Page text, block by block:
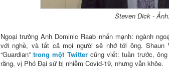
Steven Dick -
Ngoại trưởng Anh Dominic Raab nhấn mạnh: ngành
với nghề, và tất cả mọi người sẽ nhớ tới ông.
“Guardian”trong một Twittercũng viết: tuần trước,
rằng, vị Phó Đại sứ bị nhiễm Covid-19, nhưng vẫn khỏe.